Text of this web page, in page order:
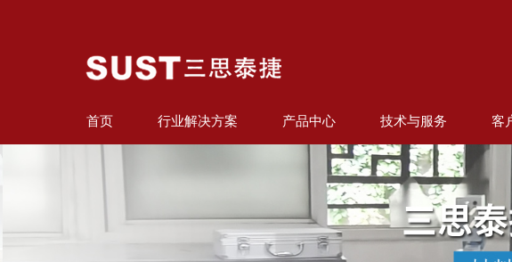
首页 行业解决方案 产品中心 技术与服务 客